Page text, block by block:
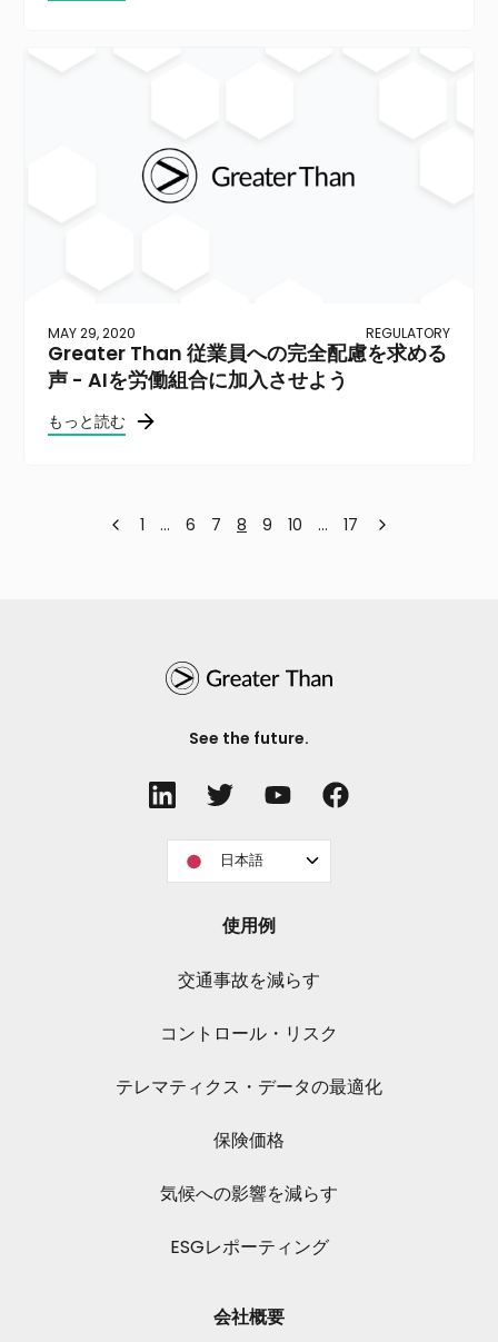
MAY 29, 2020 REGULATORY
Greater Than 従業員への完全配慮を求める
声 - AIを労働組合に加入させよう
もっと読む
1 … 6 7 8 9 10 … 17
See the future.
日本語
使用例
交通事故を減らす
コントロール・リスク
テレマティクス・データの最適化
保険価格
気候への影響を減らす
ESGレポーティング
会社概要